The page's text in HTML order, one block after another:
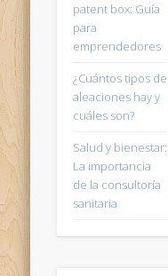
patent box: Guía
para
emprendedores
¿Cuántos tipos de
aleaciones hay y
cuáles son?
Salud y bienestar:
La importancia
de la consultoría
sanitaria